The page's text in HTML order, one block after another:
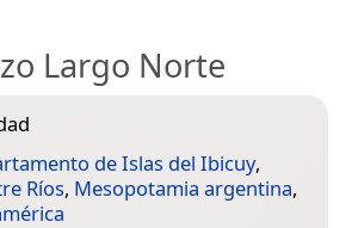
Largo Norte
de Islas del Ibicuy,
Ríos, Mesopotamia argentina,